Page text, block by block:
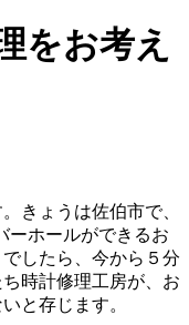
をお考え
きょうは佐伯市で、
ーホールができるお
したら、今から５分
時計修理工房が、お
と存じます。